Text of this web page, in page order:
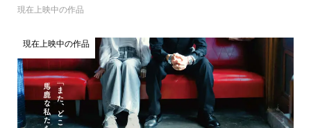
現在上映中の作品
現在上映中の作品